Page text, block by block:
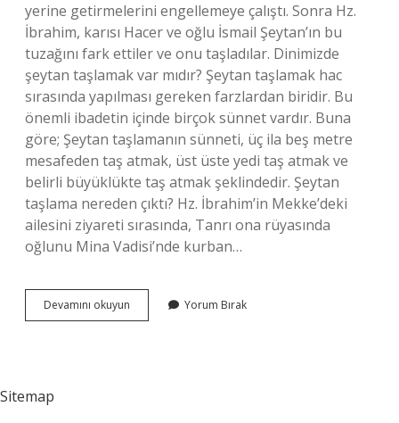
yerine getirmelerini engellemeye çalıştı. Sonra Hz.
İbrahim, karısı Hacer ve oğlu İsmail Şeytan’ın bu
tuzağını fark ettiler ve onu taşladılar. Dinimizde
şeytan taşlamak var mıdır? Şeytan taşlamak hac
sırasında yapılması gereken farzlardan biridir. Bu
önemli ibadetin içinde birçok sünnet vardır. Buna
göre; Şeytan taşlamanın sünneti, üç ila beş metre
mesafeden taş atmak, üst üste yedi taş atmak ve
belirli büyüklükte taş atmak şeklindedir. Şeytan
taşlama nereden çıktı? Hz. İbrahim’in Mekke’deki
ailesini ziyareti sırasında, Tanrı ona rüyasında
oğlunu Mina Vadisi’nde kurban…
Devamını okuyun Müslümanlar
Neden
Yorum Bırak
Sitemap